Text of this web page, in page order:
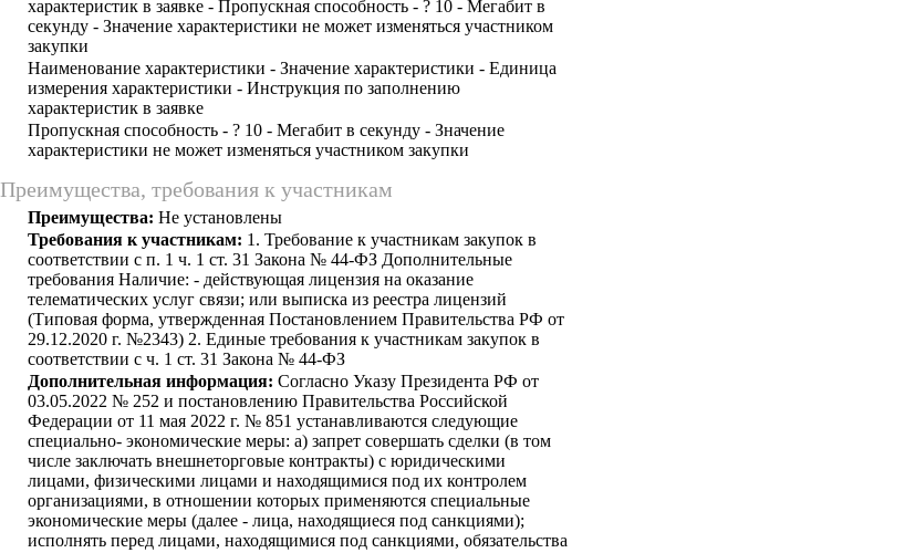
характеристик в заявке - Пропускная способность - ? 10 - Мегабит в
секунду - Значение характеристики не может изменяться участником
закупки
Наименование характеристики - Значение характеристики - Единица
измерения характеристики - Инструкция по заполнению
характеристик в заявке
Пропускная способность - ? 10 - Мегабит в секунду - Значение
характеристики не может изменяться участником закупки
Преимущества, требования к участникам
Преимущества: Не установлены
Требования к участникам: 1. Требование к участникам закупок в
соответствии с п. 1 ч. 1 ст. 31 Закона № 44-ФЗ Дополнительные
требования Наличие: - действующая лицензия на оказание
телематических услуг связи; или выписка из реестра лицензий
(Типовая форма, утвержденная Постановлением Правительства РФ от
29.12.2020 г. №2343) 2. Единые требования к участникам закупок в
соответствии с ч. 1 ст. 31 Закона № 44-ФЗ
Дополнительная информация: Согласно Указу Президента РФ от
03.05.2022 № 252 и постановлению Правительства Российской
Федерации от 11 мая 2022 г. № 851 устанавливаются следующие
специально- экономические меры: а) запрет совершать сделки (в том
числе заключать внешнеторговые контракты) с юридическими
лицами, физическими лицами и находящимися под их контролем
организациями, в отношении которых применяются специальные
экономические меры (далее - лица, находящиеся под санкциями);
исполнять перед лицами, находящимися под санкциями, обязательства